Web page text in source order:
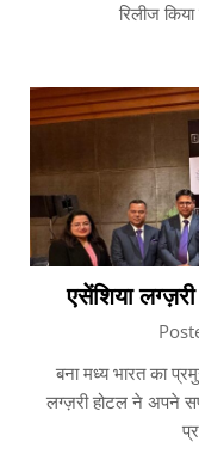
रिलीज
एसेंशिया लग्ज़री
बना मध्य भारत का
लग्ज़री होटल ने अपने